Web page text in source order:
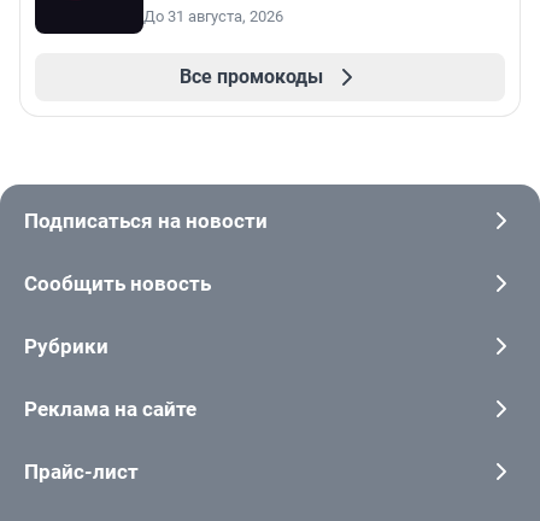
До 31 августа, 2026
Все промокоды
Подписаться на новости
Сообщить новость
Рубрики
Реклама на сайте
Прайс-лист